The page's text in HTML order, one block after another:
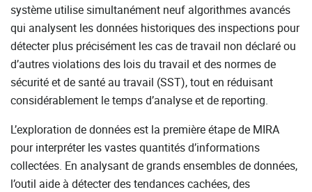
système utilise simultanément neuf algorithmes avancés
qui analysent les données historiques des inspections pour
détecter plus précisément les cas de travail non déclaré ou
d’autres violations des lois du travail et des normes de
sécurité et de santé au travail (SST), tout en réduisant
considérablement le temps d’analyse et de reporting.
L’exploration de données est la première étape de MIRA
pour interpréter les vastes quantités d’informations
collectées. En analysant de grands ensembles de données,
l’outil aide à détecter des tendances cachées, des